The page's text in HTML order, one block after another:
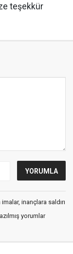
teşekkür
inançlara saldırı
yorumlar